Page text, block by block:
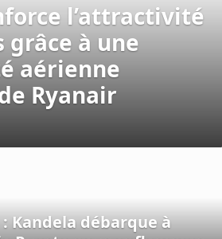
l’attractivité
grâce à une
aérienne
Ryanair
Kandela débarque à